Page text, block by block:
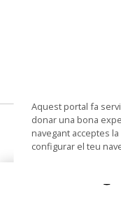
sobretaula
Aquest portal fa
donar una bona
navegant acceptes
configurar el teu